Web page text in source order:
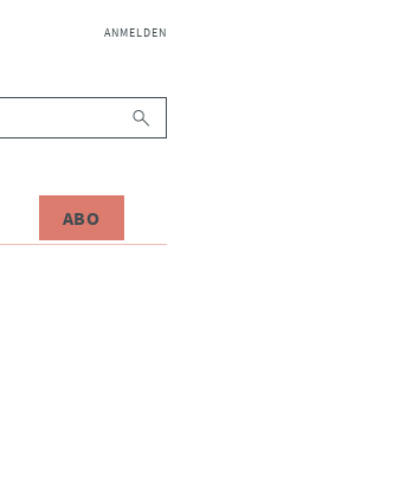
NAVIGATION
ANMELDEN
ABO